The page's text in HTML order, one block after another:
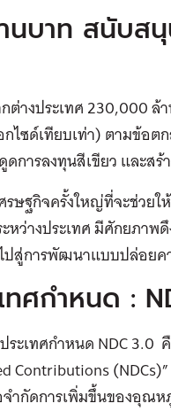
นบาท สนับส
ต่างประเทศ 230,000
ไซด์เทียบเท่า) ตามข้อต
การลงทุนสีเขียว และสร้
รษฐกิจครั้งใหญ่ที่จะช่วย
หว่างประเทศ มีศักยภาพ
ปสู่การพัฒนาแบบปล่อย
ศกำหนด :
ระเทศกำหนด NDC 3.0
กัดการเพิ่มขึ้นของอุณห